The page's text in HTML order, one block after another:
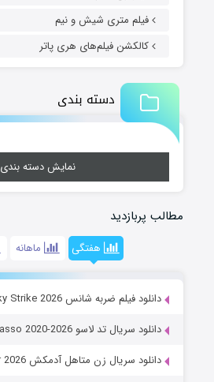
فیلم متری شیش و نیم
کالکشن فیلم‌های هری پاتر
دسته بندی
نمایش دسته بندی
مطالب پربازدید
هفتگی ماهانه
دانلود فیلم ضربه شانس Lucky Strike 2026
دانلود سریال تد لاسو Ted Lasso 2020-2026
دانلود سریال زن متاهل آدمکش A Bona Fide Killer 2026